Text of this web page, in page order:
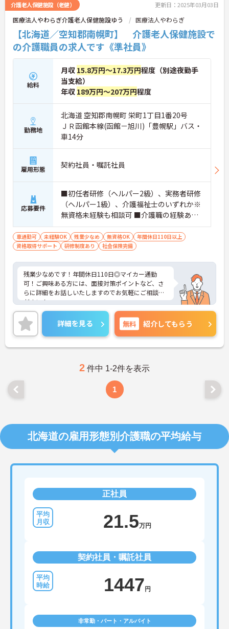
介護老人保健施設（老健） 更新日：2025年03月03日
医療法人やわらぎ介護老人保健施設ゆう 医療法人やわらぎ
【北海道／空知郡南幌町】 介護老人保健施設で
の介護職員の求人です《準社員》
給料
月収 15.8万円～17.3万円程度（別途夜勤手
当支給）
年収 189万円～207万円程度
勤務地
北海道 空知郡南幌町 栄町1丁目1番20号
ＪＲ函館本線(函館－旭川)「豊幌駅」バス・
車14分
雇用形態 契約社員・嘱託社員
応募要件
■初任者研修（ヘルパー2級）、実務者研修
（ヘルパー1級）、介護福祉士のいずれか※
無資格未経験も相談可 ■介護職の経験あれ
ば尚可
車通勤可 未経験OK 残業少なめ 無資格OK
年間休日110日以上
資格取得サポート
研修制度あり 社会保険完備
残業少なめです！年間休日110日◎マイカー通勤
可！ご興味ある方には、面接対策ポイントなど、さ
らに詳細をお話しいたしますのでお気軽にご相談く
ださい！
詳細を見る 無料 紹介してもらう
2 件中 1-2件を表示
1
北海道の雇用形態別介護職の平均給与
正社員
21.5万円
契約社員・嘱託社員
1447 円
非常勤・パート・アルバイト